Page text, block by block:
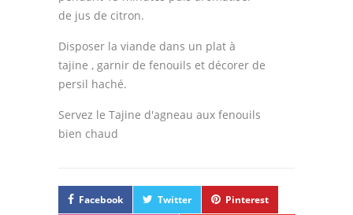
de jus de citron.
Disposer la viande dans un plat à
tajine , garnir de fenouils et décorer de
persil haché.
Servez le Tajine d'agneau aux fenouils
bien chaud
Facebook Twitter Pinterest